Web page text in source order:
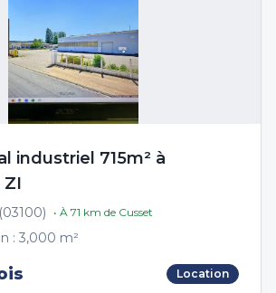
industriel 715m² à
ZI
(03100) • À 71 km de Cusset
: 3,000 m²
Location